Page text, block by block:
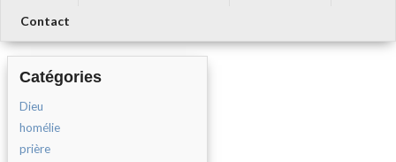
Contact
Catégories
Dieu
homélie
prière